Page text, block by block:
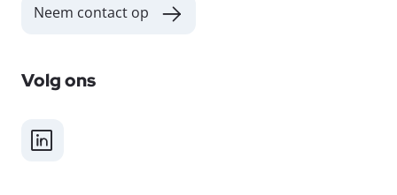
Neem contact op
Volg ons
LinkedIn